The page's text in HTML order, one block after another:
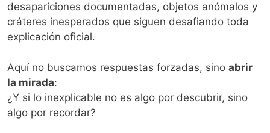
desapariciones documentadas, objetos anómalos y
cráteres inesperados que siguen desafiando toda
explicación oficial.
Aquí no buscamos respuestas forzadas, sino abrir
la mirada:
¿Y si lo inexplicable no es algo por descubrir, sino
algo por recordar?